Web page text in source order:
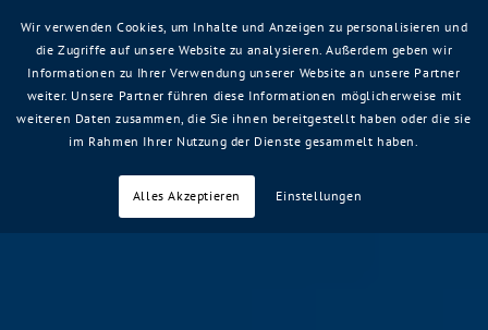
Wir verwenden Cookies, um Inhalte und Anzeigen zu personalisieren und
die Zugriffe auf unsere Website zu analysieren. Außerdem geben wir
Informationen zu Ihrer Verwendung unserer Website an unsere Partner
weiter. Unsere Partner führen diese Informationen möglicherweise mit
weiteren Daten zusammen, die Sie ihnen bereitgestellt haben oder die sie
im Rahmen Ihrer Nutzung der Dienste gesammelt haben.
Alles Akzeptieren Einstellungen